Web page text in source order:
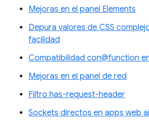
Mejoras en el panel Elements
Depura valores de CSS
facilidad
Compatibilidad con@function
Mejoras en el panel de red
Filtro has-request-header
Sockets directos en apps web